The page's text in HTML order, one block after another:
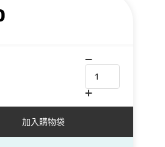
加入購物袋